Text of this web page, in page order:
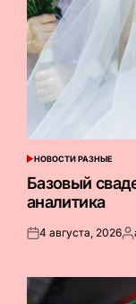
ОПУБЛИКОВАНО
В
НОВОСТИ РАЗНЫЕ
Базовый
аналитика
Опубликовано
4 августа, 2026